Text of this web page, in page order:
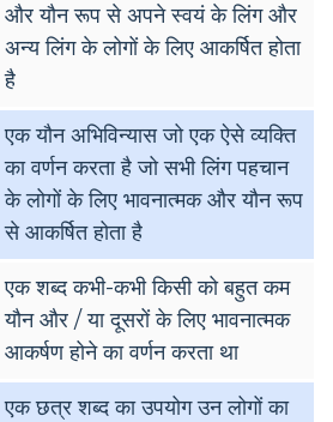
और यौन रूप से अपने स्वयं के लिंग और
अन्य लिंग के लोगों के लिए आकर्षित होता
है
एक यौन अभिविन्यास जो एक ऐसे व्यक्ति
का वर्णन करता है जो सभी लिंग पहचान
के लोगों के लिए भावनात्मक और यौन रूप
से आकर्षित होता है
एक शब्द कभी-कभी किसी को बहुत कम
यौन और / या दूसरों के लिए भावनात्मक
आकर्षण होने का वर्णन करता था
एक छत्र शब्द का उपयोग उन लोगों का